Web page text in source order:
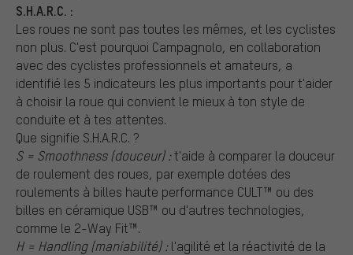
S.H.A.R.C. :
Les roues ne sont pas toutes les mêmes, et les cyclistes
non plus. C'est pourquoi Campagnolo, en collaboration
avec des cyclistes professionnels et amateurs, a
identifié les 5 indicateurs les plus importants pour t'aider
à choisir la roue qui convient le mieux à ton style de
conduite et à tes attentes.
Que signifie S.H.A.R.C. ?
S = Smoothness (douceur) :t'aide à comparer la douceur
de roulement des roues, par exemple dotées des
roulements à billes haute performance CULT™ ou des
billes en céramique USB™ ou d'autres technologies,
comme le 2-Way Fit™.
H = Handling (maniabilité) :l'agilité et la réactivité de la